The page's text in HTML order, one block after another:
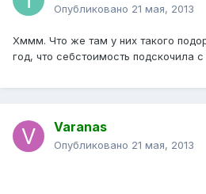
Опубликовано 21 мая, 2013
Хммм. Что же там у них такого
год, что себстоимость подскочила с
Varanas
Опубликовано 21 мая, 2013